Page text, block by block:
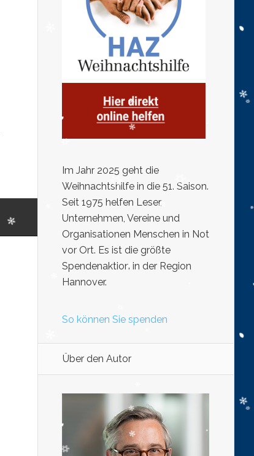
Im Jahr 2025 geht die
Weihnachtshilfe in die 51. Saison.
Seit 1975 helfen Leser,
Unternehmen, Vereine und
Organisationen Menschen in Not
vor Ort. Es ist die größte
Spendenaktion in der Region
Hannover.
So können Sie spenden
Über den Autor